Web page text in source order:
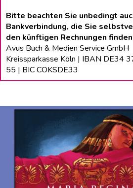
Bitte beachten Sie unbedingt
Bankverbindung, die Sie
den künftigen Rechnungen
Avus Buch & Medien Service GmbH
Kreissparkasse Köln | IBAN DE34
55 | BIC COKSDE33